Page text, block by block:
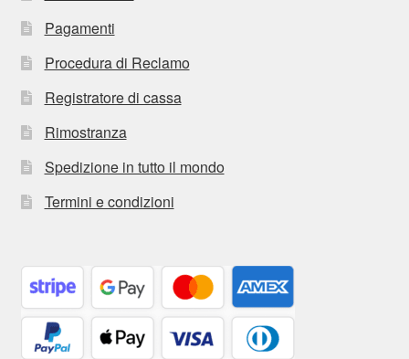
Pagamenti
Procedura di Reclamo
Registratore di cassa
Rimostranza
Spedizione in tutto il mondo
Termini e condizioni